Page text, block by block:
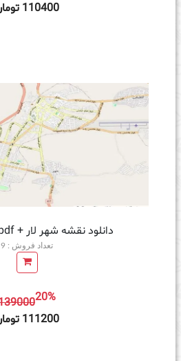
110400 تومان
دانلود نقشه شهر لار + pdf با کیفیت بالا
تعداد فروش : 9
13900020%
111200 تومان